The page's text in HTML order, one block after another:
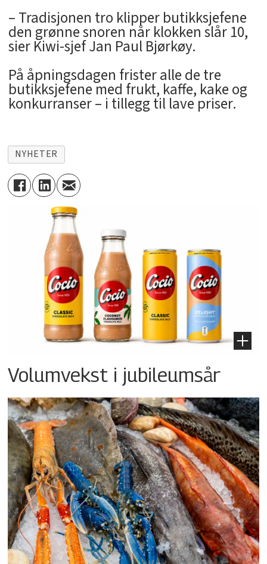
– Tradisjonen tro klipper butikksjefene
den grønne snoren når klokken slår 10,
sier Kiwi-sjef Jan Paul Bjørkøy.
På åpningsdagen frister alle de tre
butikksjefene med frukt, kaffe, kake og
konkurranser – i tillegg til lave priser.
NYHETER
Volumvekst i jubileumsår